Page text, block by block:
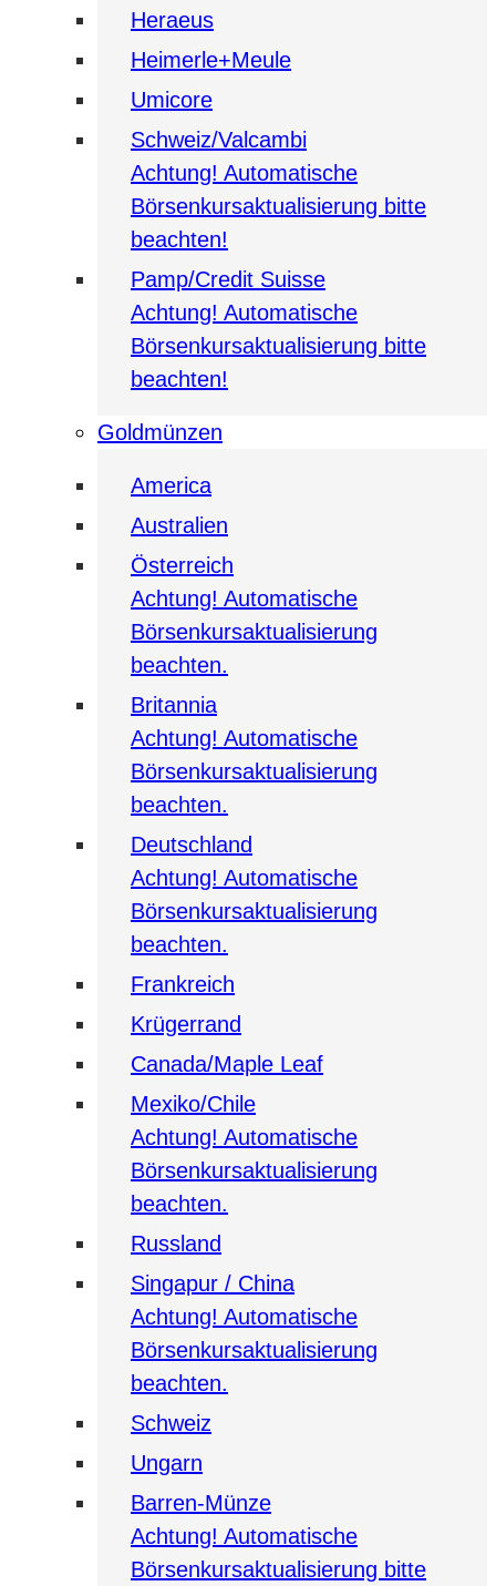
Heraeus
Heimerle+Meule
Umicore
Schweiz/Valcambi
Achtung! Automatische
Börsenkursaktualisierung bitte
beachten!
Pamp/Credit Suisse
Achtung! Automatische
Börsenkursaktualisierung bitte
beachten!
Goldmünzen
America
Australien
Österreich
Achtung! Automatische
Börsenkursaktualisierung
beachten.
Britannia
Achtung! Automatische
Börsenkursaktualisierung
beachten.
Deutschland
Achtung! Automatische
Börsenkursaktualisierung
beachten.
Frankreich
Krügerrand
Canada/Maple Leaf
Mexiko/Chile
Achtung! Automatische
Börsenkursaktualisierung
beachten.
Russland
Singapur / China
Achtung! Automatische
Börsenkursaktualisierung
beachten.
Schweiz
Ungarn
Barren-Münze
Achtung! Automatische
Börsenkursaktualisierung bitte